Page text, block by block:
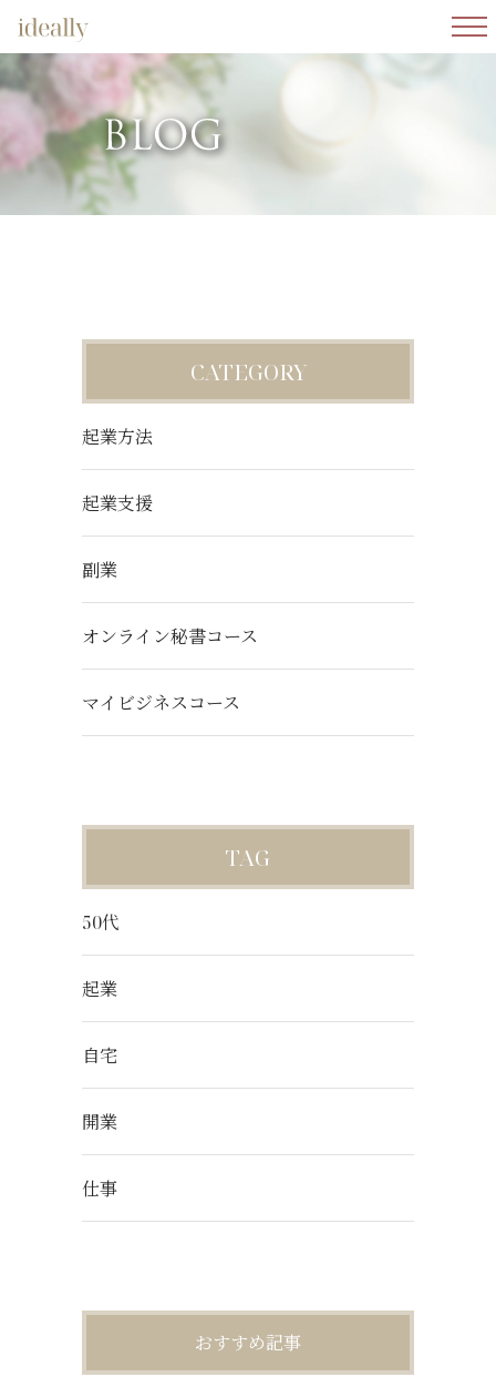
メニ
CATEGORY
起業方法
起業支援
副業
オンライン秘書コース
マイビジネスコース
TAG
50代
起業
自宅
開業
仕事
おすすめ記事